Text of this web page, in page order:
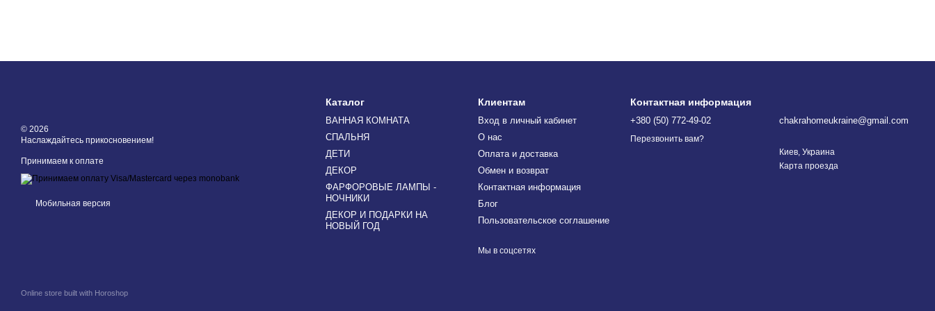
© 2026
Наслаждайтесь прикосновением!
Принимаем к оплате
Мобильная версия
Online store built with Horoshop
Каталог
ВАННАЯ КОМНАТА
СПАЛЬНЯ
ДЕТИ
ДЕКОР
ФАРФОРОВЫЕ ЛАМПЫ -
НОЧНИКИ
ДЕКОР И ПОДАРКИ НА
НОВЫЙ ГОД
Клиентам
Вход в личный кабинет
О нас
Оплата и доставка
Обмен и возврат
Контактная информация
Блог
Пользовательское соглашение
Мы в соцсетях
Контактная информация
+380 (50) 772-49-02
Перезвонить вам?
chakrahomeukraine@gmail.com
Киев, Украина
Карта проезда